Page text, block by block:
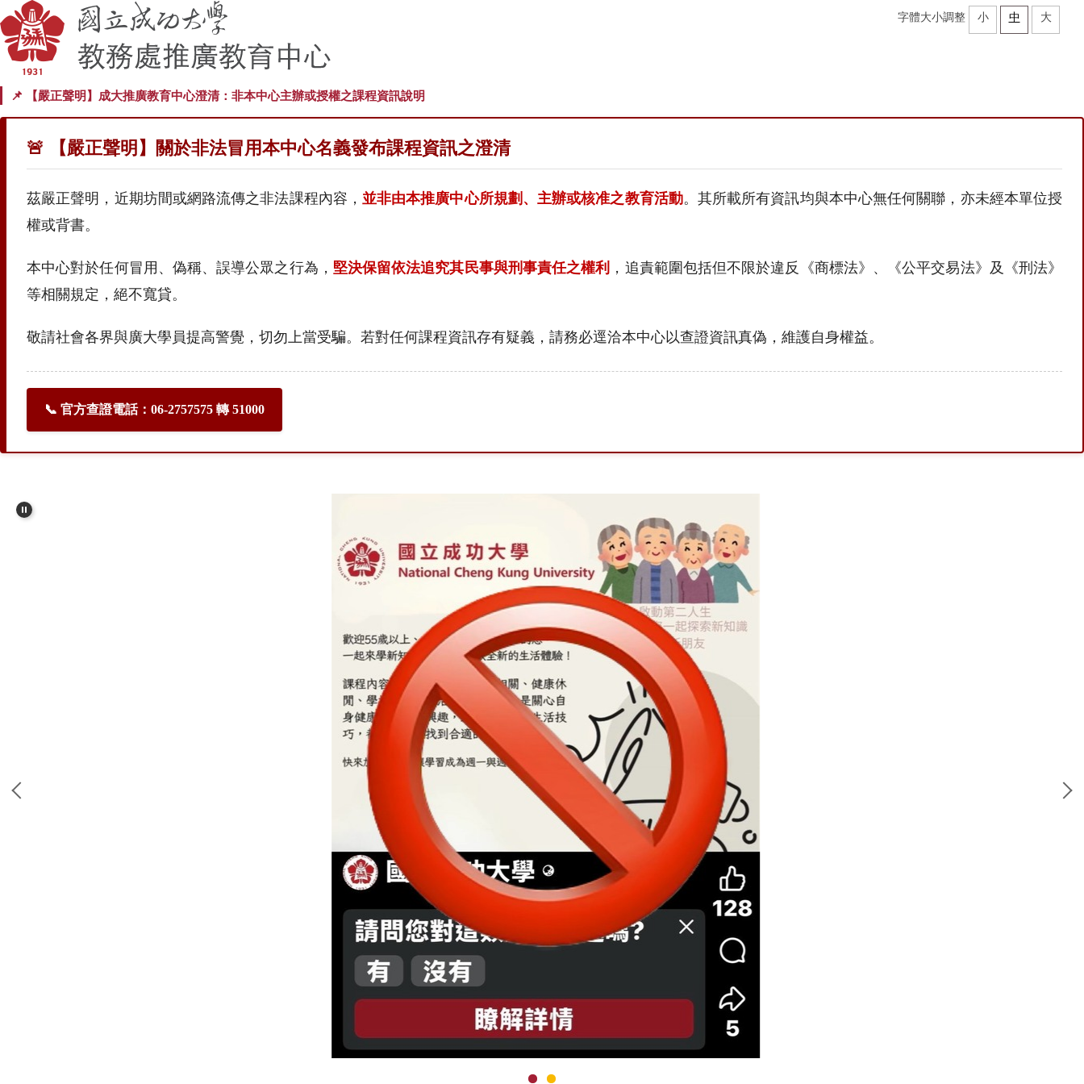
📌 【嚴正聲明】成大推廣教育中心澄清：非本中心主辦或授權之課程資訊說明
字體大小調整 小 中 大
🚨 【嚴正聲明】關於非法冒用本中心名義發布課程資訊之澄清
茲嚴正聲明，近期坊間或網路流傳之非法課程內容， 並非由本推廣中心所規劃、主辦或核准之教育活動。其所載所有資訊均與本中心無任何關聯，亦未經本單位授
權或背書。
本中心對於任何冒用、偽稱、誤導公眾之行為， 堅決保留依法追究其民事與刑事責任之權利 ，追責範圍包括但不限於違反《商標法》、《公平交易法》及《刑法》
等相關規定，絕不寬貸。
敬請社會各界與廣大學員提高警覺，切勿上當受騙。若對任何課程資訊存有疑義，請務必逕洽本中心以查證資訊真偽，維護自身權益。
📞 官方查證電話：06-2757575 轉 51000